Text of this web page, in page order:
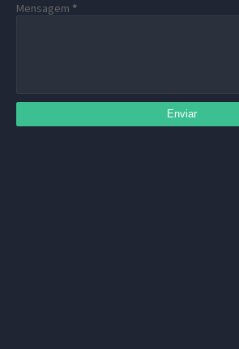
Mensagem *